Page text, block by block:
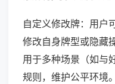
自定义修改牌：用户
修改自身牌型或隐藏
用于多种场景（如与
规则，维护公平环境。